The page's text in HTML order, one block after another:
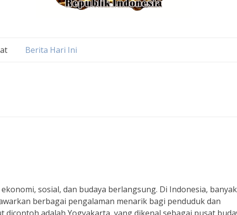
Berita Hari Ini
sosial, dan budaya berlangsung. Di Indonesia, banyak
berbagai pengalaman menarik bagi penduduk dan
adalah Yogyakarta, yang dikenal sebagai pusat